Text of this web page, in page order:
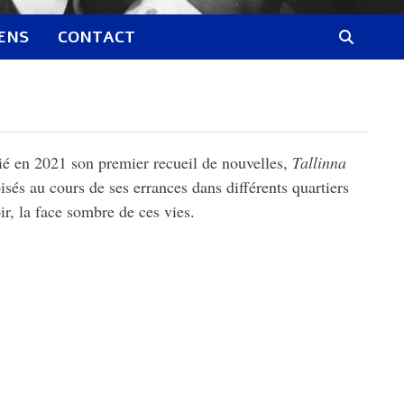
CONTACT
en 2021 son premier recueil de nouvelles, Tallinna
au cours de ses errances dans différents quartiers
la face sombre de ces vies.